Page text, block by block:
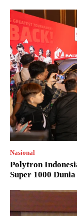
Nasional
Polytron
Super 1000 Dunia